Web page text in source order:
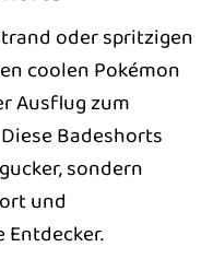
oder spritzigen
coolen Pokémon
Ausflug zum
Badeshorts
sondern
und